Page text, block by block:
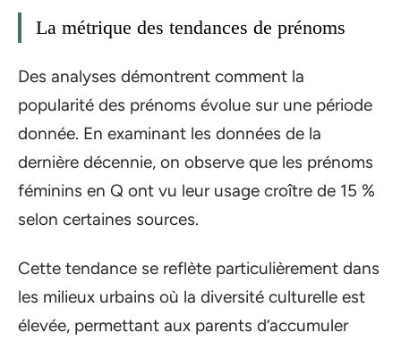
La métrique des tendances de prénoms
Des analyses démontrent comment la
popularité des prénoms évolue sur une période
donnée. En examinant les données de la
dernière décennie, on observe que les prénoms
féminins en Q ont vu leur usage croître de 15 %
selon certaines sources.
Cette tendance se reflète particulièrement dans
les milieux urbains où la diversité culturelle est
élevée, permettant aux parents d’accumuler